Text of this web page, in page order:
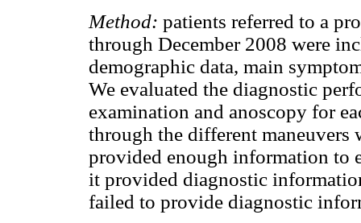
Method: patients referred to a
through December 2008 were
demographic data, main
We evaluated the diagnostic
examination and anoscopy for
through the different maneuvers
provided enough information to
it provided diagnostic
failed to provide diagnostic